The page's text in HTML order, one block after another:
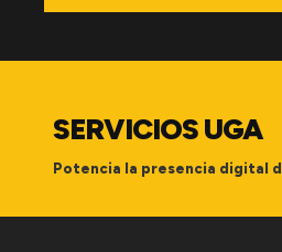
SERVICIOS UGA
Potencia la presencia digital